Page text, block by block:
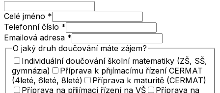
Celé jméno *
Telefonní číslo *
Emailová adresa *
O jaký druh doučování máte zájem?
Individuální doučování školní matematiky (ZŠ, SŠ,
gymnázia)
Příprava k přijímacímu řízení CERMAT
(4leté, 6leté, 8leté)
Příprava k maturitě (CERMAT)
Příprava na přijímací řízení na VŠ
Příprava na